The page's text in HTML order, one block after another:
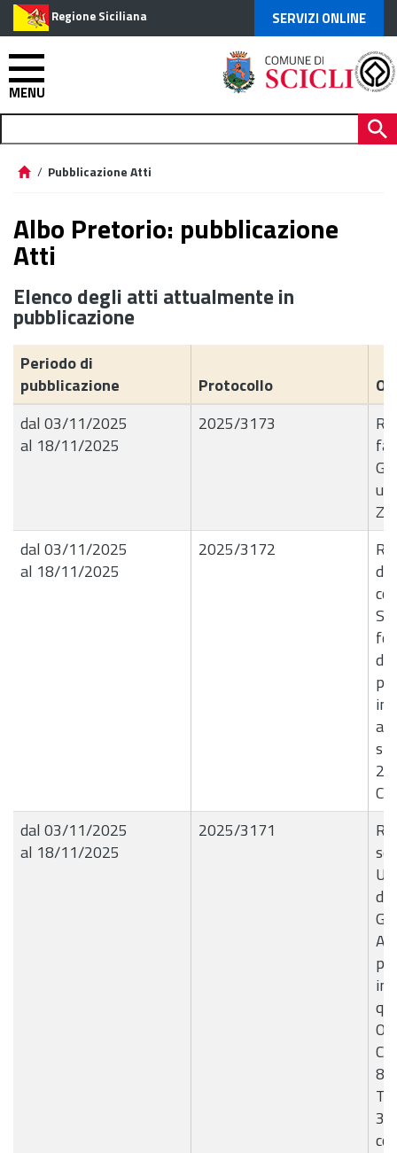
Regione Siciliana SERVIZI ONLINE
MENU
/ Pubblicazione Atti
Albo Pretorio: pubblicazione
Atti
Elenco degli atti attualmente in
pubblicazione
Periodo di
pubblicazione
Protocollo
dal 03/11/2025
al 18/11/2025
2025/3173
dal 03/11/2025
al 18/11/2025
2025/3172
dal 03/11/2025
al 18/11/2025
2025/3171
8/